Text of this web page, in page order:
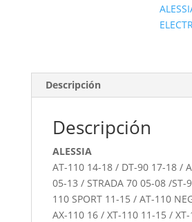
Descripción
Descripción
ALESSIA
AT-110 14-18 / DT-90 17-18 /
05-13 / STRADA 70 05-08 /ST-
110 SPORT 11-15 / AT-110
AX-110 16 / XT-110 11-15 / XT-